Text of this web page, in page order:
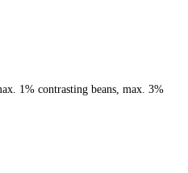
1% contrasting beans, max. 3%